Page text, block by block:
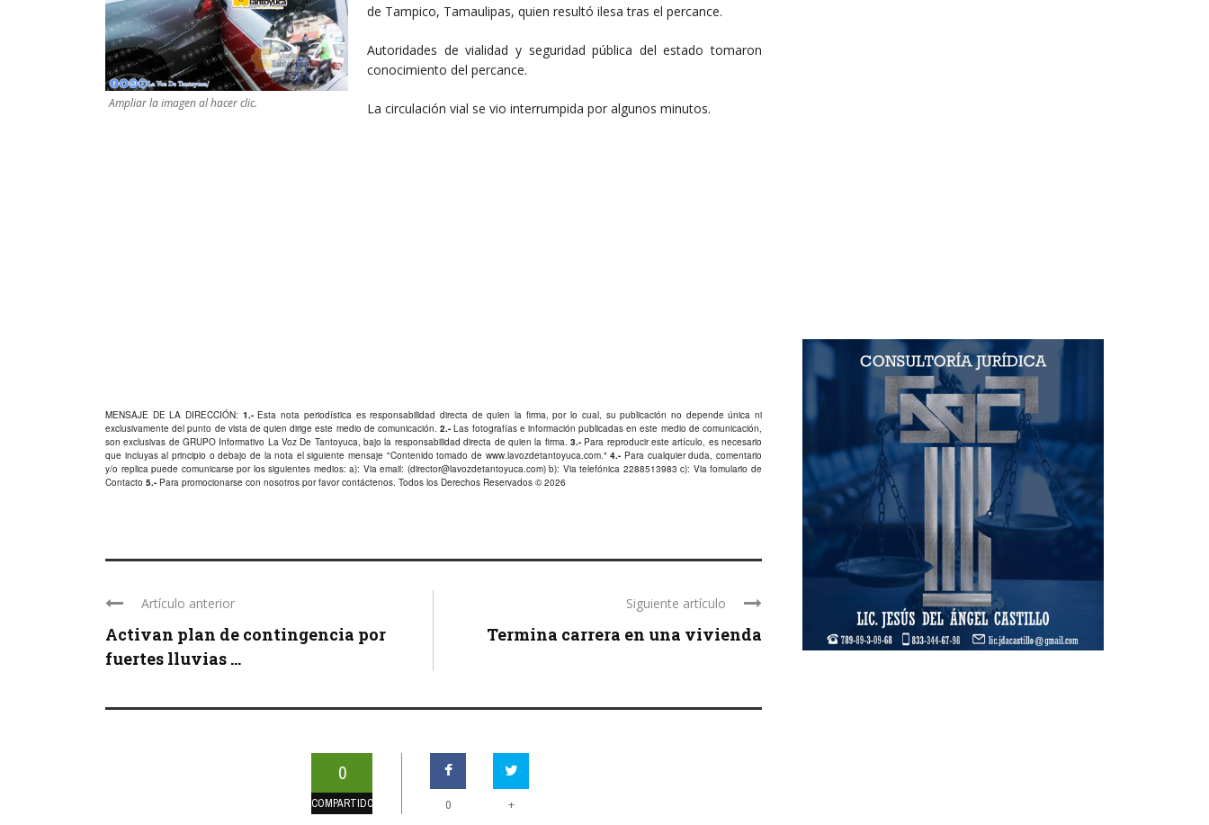
Ampliar la imagen al hacer clic.
de Tampico, Tamaulipas, quien resultó ilesa tras el percance.
Autoridades de vialidad y seguridad pública del estado tomaron
conocimiento del percance.
La circulación vial se vio interrumpida por algunos minutos.
MENSAJE DE LA DIRECCIÓN: 1.-Esta nota periodística es responsabilidad directa de quien la firma, por lo cual, su publicación no depende única ni
exclusivamente del punto de vista de quien dirige este medio de comunicación.2.- Las fotografías e información publicadas en este medio de comunicación,
son exclusivas de GRUPO Informativo La Voz De Tantoyuca, bajo la responsabilidad directa de quien la firma. 3.-Para reproducir este artículo, es necesario
que incluyas al principio o debajo de la nota el siguiente mensaje "Contenido tomado de www.lavozdetantoyuca.com."4.- Para cualquier duda, comentario
y/o replica puede comunicarse por los siguientes medios: a): Via email: (director@lavozdetantoyuca.com) b): Via telefónica 2288513983 c): Via fomulario de
Contacto 5.- Para promocionarse con nosotros por favorcontáctenos. Todos los Derechos Reservados © 2026
Artículo anterior
Activan plan de contingencia por
fuertes lluvias ...
Siguiente artículo
Termina carrera en una vivienda
0
COMPARTIDOS 0 +